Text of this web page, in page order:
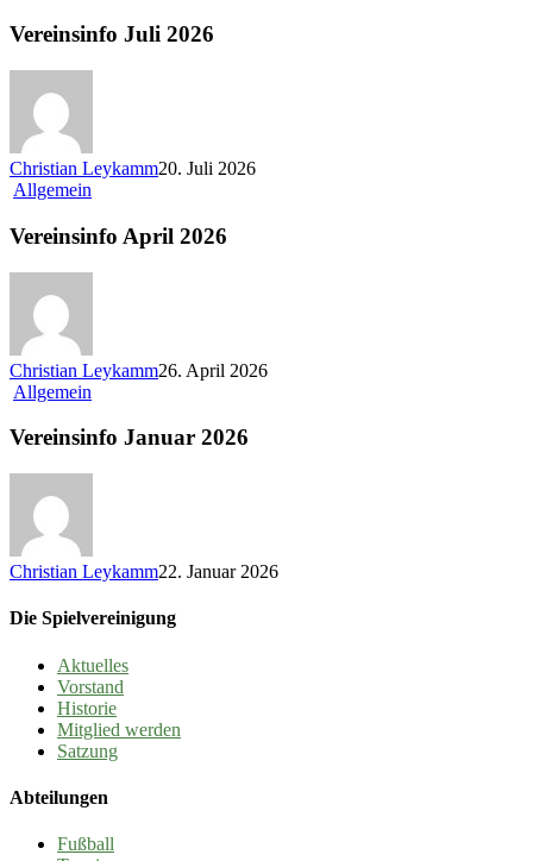
2026
Vereinsinfo Juli 2026
Christian Leykamm20. Juli 2026
Allgemein
2026
Vereinsinfo April 2026
Christian Leykamm26. April 2026
Allgemein
2026
Vereinsinfo Januar 2026
Christian Leykamm22. Januar 2026
Die Spielvereinigung
Aktuelles
Vorstand
Historie
Mitglied werden
Satzung
Abteilungen
Fußball